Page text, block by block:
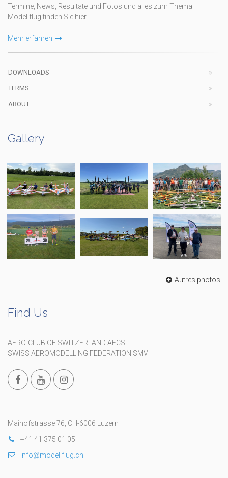
Termine, News, Resultate und Fotos und alles zum Thema
Modellflug finden Sie hier.
Mehr erfahren
DOWNLOADS
TERMS
ABOUT
Gallery
Autres photos
Find Us
AERO-CLUB OF SWITZERLAND AECS
SWISS AEROMODELLING FEDERATION SMV
Maihofstrasse 76, CH-6006 Luzern
+41 41 375 01 05
info@modellflug.ch